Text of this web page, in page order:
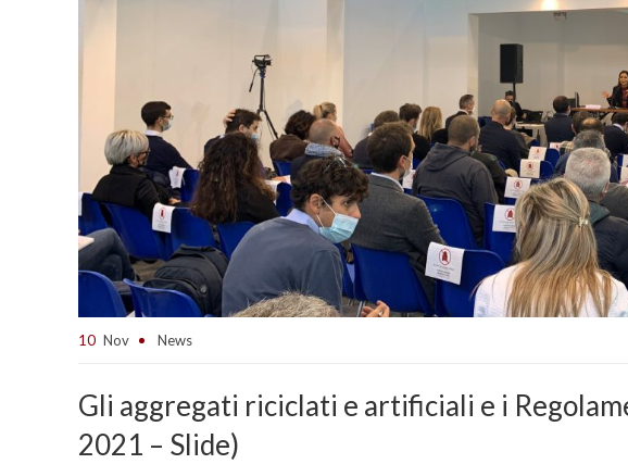
10 Nov News
Gli aggregati riciclati e artificiali e i
2021 – Slide)